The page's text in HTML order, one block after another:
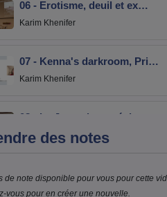
06 - Erotisme, deuil et ex…
Karim Khenifer
07 - Kenna's darkroom, Pri…
Karim Khenifer
08 - Le Japon incarné dans…
Karim Khenifer
09 - Jardin et paysage
Karim Khenifer
des notes
de note disponible pour vous pour cette
vous pour en créer une nouvelle.